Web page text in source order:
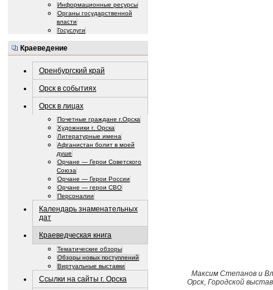
Информационные ресурсы
Органы государственной
власти
Госуслуги
Краеведение
Оренбургский край
Орск в событиях
Орск в лицах
Почетные граждане г.Орска
Художники г. Орска
Литературные имена
Афганистан болит в моей
душе
Орчане — Герои Советского
Союза
Орчане — Герои России
Орчане — герои СВО
Персоналии
Календарь знаменательных
дат
Краеведческая книга
Тематические обзоры
Обзоры новых поступлений
Виртуальные выставки
Ссылки на сайты г. Орска
Максим Степанов и
Орск, Городской